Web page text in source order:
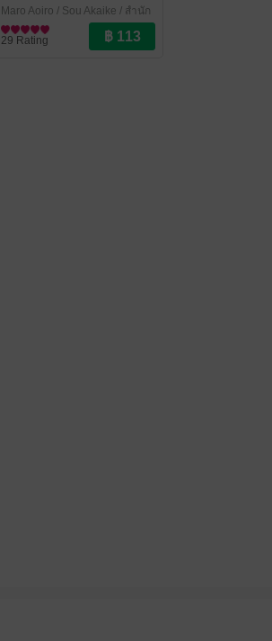
Maro Aoiro / Sou Akaike / สำนัก
พิมพ์เซนชู
การ์ตูนทั่วไป
29 Rating